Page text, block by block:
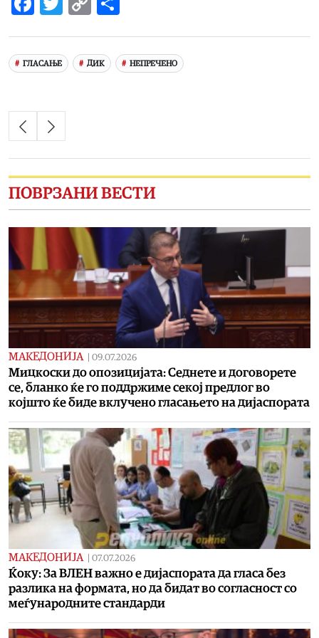
ГЛАСАЊЕ ДИК НЕПРЕЧЕНО
ПОВРЗАНИ ВЕСТИ
МАКЕДОНИЈА 09.07.2026
Мицкоски до опозицијата: Седнете и договорете
се, бланко ќе го поддржиме секој предлог во
којшто ќе биде вклучено гласањето на дијаспората
МАКЕДОНИЈА 07.07.2026
Ќоку: За ВЛЕН важно е дијаспората да гласа без
разлика на формата, но да бидат во согласност со
меѓународните стандарди